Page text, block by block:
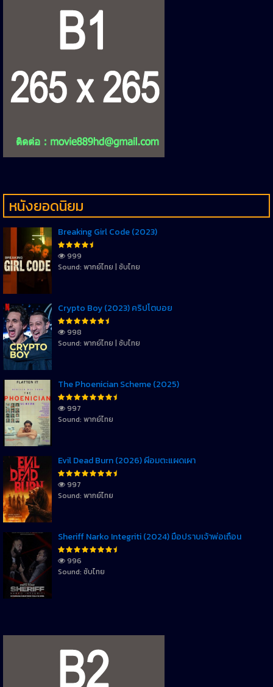
หนังยอดนิยม
Breaking Girl Code (2023)
999
Sound: พากย์ไทย | ซับไทย
Crypto Boy (2023) คริปโตบอย
998
Sound: พากย์ไทย | ซับไทย
The Phoenician Scheme (2025)
997
Sound: พากย์ไทย
Evil Dead Burn (2026) ผีอมตะแผดเผา
997
Sound: พากย์ไทย
Sheriff Narko Integriti (2024) มือปราบเจ้าพ่อเถื่อน
996
Sound: ซับไทย